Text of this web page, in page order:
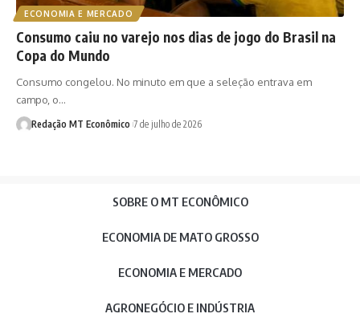
ECONOMIA E MERCADO
Consumo caiu no varejo nos dias de jogo do Brasil na
Copa do Mundo
Consumo congelou. No minuto em que a seleção entrava em
campo, o…
Redação MT Econômico 7 de julho de 2026
SOBRE O MT ECONÔMICO
ECONOMIA DE MATO GROSSO
ECONOMIA E MERCADO
AGRONEGÓCIO E INDÚSTRIA